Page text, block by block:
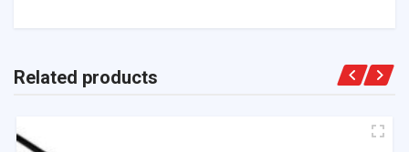
Related products